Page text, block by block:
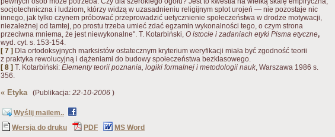
socjotechniczna i ludziom, którzy widzą w uzasadnieniu religijnym splot urojeń — nie pozostaje nic
innego, jak tylko czynem próbować przeprowadzić uetycznienie społeczeństwa w drodze motywacji,
niezależnej od tamtej, po prostu trzeba umieć zdać egzamin wykonalności tego, o czym strona
przeciwna mniema, że jest niewykonalne". T. Kotarbiński, O istocie i zadaniach etyki Pisma etyczne,
wyd. cyt. s. 153-154.
[ 7 ] Dla ortodoksyjnych marksistów ostatecznym kryterium weryfikacji miała być zgodność teorii
z praktyka rewolucyjną i dążeniami do budowy społeczeństwa bezklasowego.
[ 8 ] T. Kotarbiński: Elementy teorii poznania, logiki formalnej i metodologii nauk, Warszawa 1986 s.
356.
« Etyka(Publikacja: 22-10-2006 )
Wyślij mailem..
Wersja do druku
PDF MS Word